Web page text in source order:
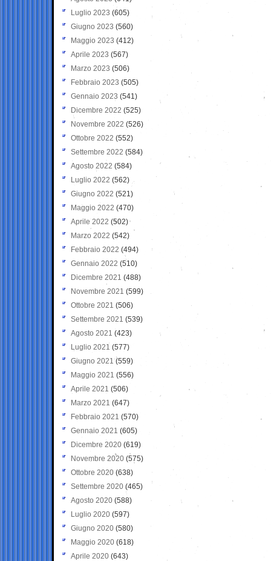
Luglio 2023 (605)
Giugno 2023 (560)
Maggio 2023 (412)
Aprile 2023 (567)
Marzo 2023 (506)
Febbraio 2023 (505)
Gennaio 2023 (541)
Dicembre 2022 (525)
Novembre 2022 (526)
Ottobre 2022 (552)
Settembre 2022 (584)
Agosto 2022 (584)
Luglio 2022 (562)
Giugno 2022 (521)
Maggio 2022 (470)
Aprile 2022 (502)
Marzo 2022 (542)
Febbraio 2022 (494)
Gennaio 2022 (510)
Dicembre 2021 (488)
Novembre 2021 (599)
Ottobre 2021 (506)
Settembre 2021 (539)
Agosto 2021 (423)
Luglio 2021 (577)
Giugno 2021(559)
Maggio 2021 (556)
Aprile 2021 (506)
Marzo 2021 (647)
Febbraio 2021 (570)
Gennaio 2021 (605)
Dicembre 2020 (619)
Novembre 2020 (575)
Ottobre 2020 (638)
Settembre 2020(465)
Agosto 2020 (588)
Luglio 2020 (597)
Giugno 2020 (580)
Maggio 2020 (618)
Aprile 2020 (643)